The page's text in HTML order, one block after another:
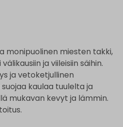
monipuolinen miesten takki,
ja viileisiin säihin.
ja vetoketjullinen
kaulaa tuulelta ja
mukavan kevyt ja lämmin.